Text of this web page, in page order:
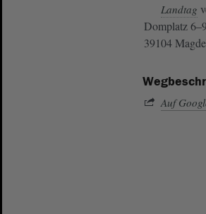
Landtag
Domplatz
39104
Auf